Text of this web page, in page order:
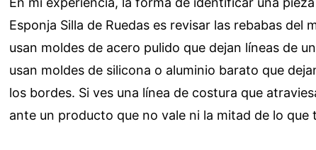
Esponja Silla de Ruedas es revisar las rebabas del
usan moldes de acero pulido que dejan líneas de
usan moldes de silicona o aluminio barato que
los bordes. Si ves una línea de costura que
ante un producto que no vale ni la mitad de lo que